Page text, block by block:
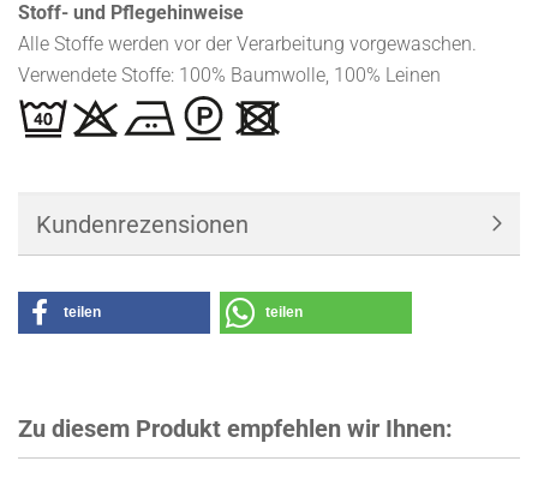
Stoff- und Pflegehinweise
Alle Stoffe werden vor der Verarbeitung vorgewaschen.
Verwendete Stoffe: 100% Baumwolle, 100% Leinen
Kundenrezensionen
teilen teilen
Zu diesem Produkt empfehlen wir Ihnen: